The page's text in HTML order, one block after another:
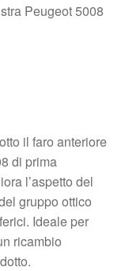
Peugeot 5008
il faro anteriore
di prima
l’aspetto del
gruppo ottico
Ideale per
ricambio